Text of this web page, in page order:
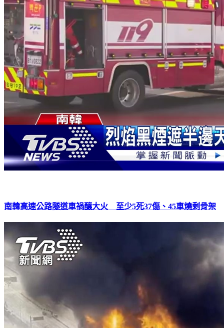
南韓高速公路隧道車禍釀大火 至少5死37傷、45車燒剩骨架